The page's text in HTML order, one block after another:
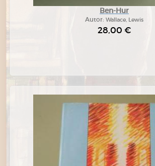
Ben-Hur
Autor: Wallace, Lewis
28,00 €